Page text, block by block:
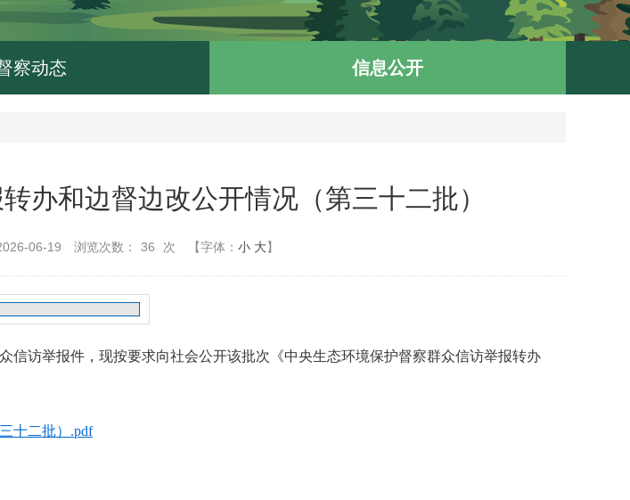
察动态 信息公开
办和边督边改公开情况（第三十二批）
06-19 浏览次数： 36 次 【字体： 小 大】
访举报件，现按要求向社会公开该批次《中央生态环境保护督察群众信访举报转办
十二批）.pdf